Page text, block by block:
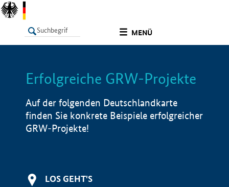
MENÜ
LISTE Info
Erfolgreiche GRW-Projekte
Auf der folgenden Deutschlandkarte
finden Sie konkrete Beispiele erfolgreicher
GRW-Projekte!
LOS GEHT'S